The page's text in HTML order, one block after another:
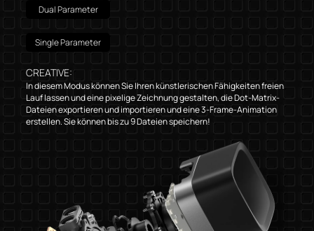
Dual Parameter
Single Parameter
CREATIVE:
In diesem Modus können Sie Ihren künstlerischen Fähigkeiten freien
Lauf lassen und eine pixelige Zeichnung gestalten, die Dot-Matrix-
Dateien exportieren und importieren und eine 3-Frame-Animation
erstellen. Sie können bis zu 9 Dateien speichern!